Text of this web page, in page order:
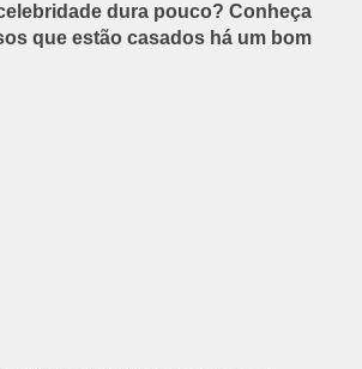
dura pouco? Conheça
que estão casados há um bom